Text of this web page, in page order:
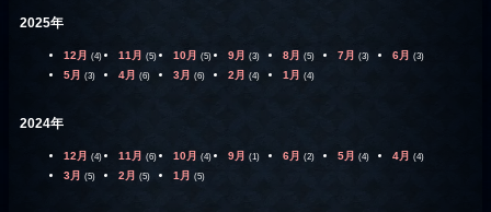
2025年
12月 (4) 11月 (5) 10月 (5) 9月 (3) 8月 (5) 7月 (3) 6月 (3)
5月 (3) 4月 (6) 3月 (6) 2月 (4) 1月 (4)
2024年
12月 (4) 11月 (6) 10月 (4) 9月 (1) 6月 (2) 5月 (4) 4月 (4)
3月 (5) 2月 (5) 1月 (5)